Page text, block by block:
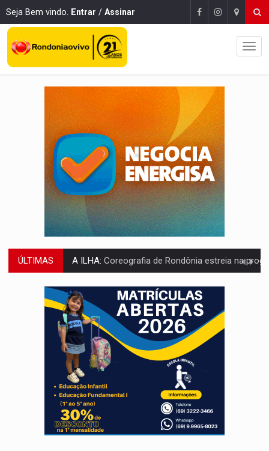
Seja Bem vindo. Entrar / Assinar
ÚLTIMAS ELEIÇÕES 2026:Sgt. Mouza esclarece 'erro de digitação' em declaração de
JUDICIÁRIO:Sinjur parabeniza servidores pelo adicional de incentivo com
Publicação Legal:AVISO DE LICITAÇÃO: Pregão Eletrônico Nº 12/2026
BR-364:Polícia apreende mais de uma tonelada de drogas em fundo
EMOCIONE: PRESENTES: Confira os sorteados na promoção
VOVÔ LADRÃO: Idoso é filmado furtando bicicleta na frente
JUSTIÇA: Comarca de Nova Mamoré terá seu primeiro
ADAILTON FÚRIA: Assessoria denuncia suposto ataque com perfis